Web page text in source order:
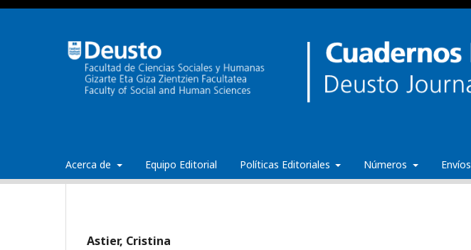
Acerca de Equipo Editorial Políticas Editoriales Números Envíos
Astier, Cristina